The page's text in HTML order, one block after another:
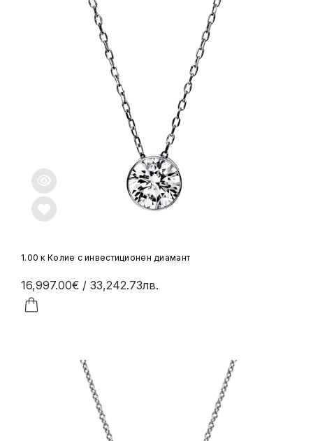
1.00 к Колие с инвестиционен диамант
16,997.00€ / 33,242.73лв.